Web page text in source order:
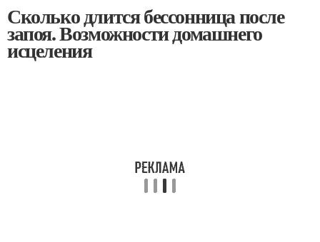
Сколько длится бессонница после
запоя. Возможности домашнего
исцеления